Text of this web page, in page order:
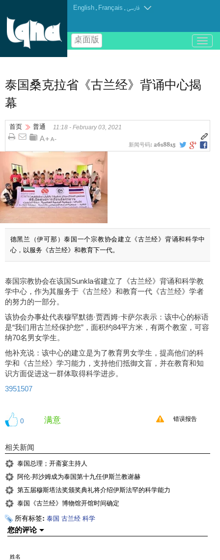
English . Français .فارسی
桌面版
باز
و
泰国桑克拉省《古兰经》背诵中心揭
幕
首页 普通 11:18 - February 03, 2021
新闻号码: 2618815
德黑兰（伊可那）泰国一个宗教协会建立《古兰经》背诵和科学中
心，以服务《古兰经》和教育下一代。
泰国宗教协会在该国Sunkla省建立了《古兰经》背诵和科学教
学中心，作为其服务于《古兰经》和教育一代《古兰经》学者
的努力的一部分。
该协会办事处代表穆罕默德·贾西姆·卡萨尔表示：该中心的标语
是“我们用古兰经保护您”，面积约84平方米，有两个教室，可容
纳70名男女学生。
他补充说：该中心的建立是为了教育男女学生，提高他们的科
学和《古兰经》学习能力，支持他们抵御文盲，并在教育和知
识方面促进这一群体取得科学进步。
3951507
0 满意 错误报告
相关新闻
泰国总理；开斋宴主持人
阿伦·邦沙姆成为泰国第十九任伊斯兰教谢赫
第五届穆斯塔法奖颁奖典礼将介绍伊斯法罕的科学能力
泰国《古兰经》博物馆开馆时间确定
所有标签: 泰国 古兰经 科学
您的评论
姓名